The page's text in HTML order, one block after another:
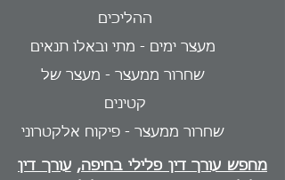
ההליכים
מעצר ימים - מתי ובאלו תנאים
שחרור ממעצר - מעצר של
קטינים
שחרור ממעצר - פיקוח אלקטרוני
מחפש עורך דין פלילי בחיפה, עורך דין